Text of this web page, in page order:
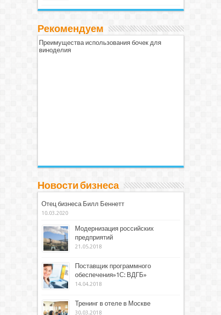
Рекомендуем
Преимущества использования бочек для
виноделия
Новости бизнеса
Отец бизнеса Билл Беннетт
10.03.2020
Модернизация российских
предприятий
21.05.2018
Поставщик программного
обеспечения»1С: ВДГБ»
14.04.2018
Тренинг в отеле в Москве
30.03.2018